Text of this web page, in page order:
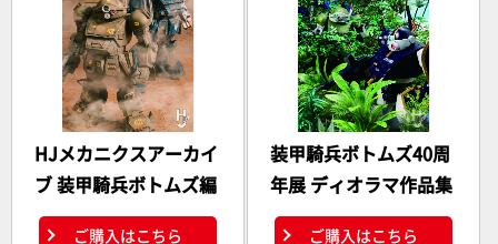
HJメカニクスアーカイ
ブ 装甲騎兵ボトムズ編
ご購入はこちら
装甲騎兵ボトムズ40周
年展 ディオラマ作品集
ご購入はこちら